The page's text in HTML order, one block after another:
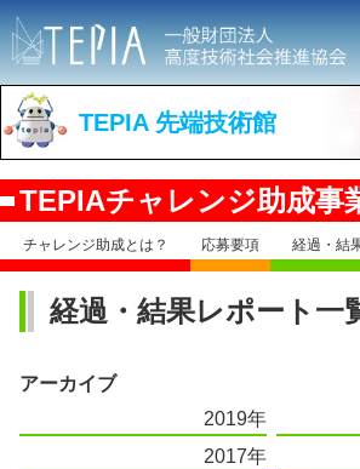
TEPIA 先端技術館
TEPIAチャレンジ助成事
チャレンジ助成とは？ 応募要項 経過・結
経過・結果レポート一
アーカイブ
2019年
2017年